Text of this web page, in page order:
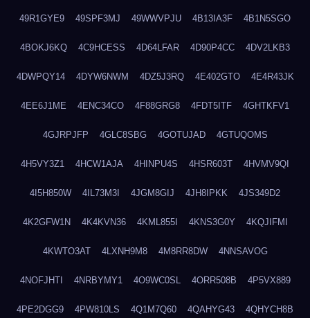
49R1GYE9 49SPF3MJ 49WWVPJU 4B13IA3F 4B1N5SGO
4BOKJ6KQ 4C9HCESS 4D64LFAR 4D90P4CC 4DV2LKB3
4DWPQY14 4DYW6NWM 4DZ5J3RQ 4E402GTO 4E4R43JK
4EE6J1ME 4ENC34CO 4F88GRG8 4FDT5ITF 4GHTKFV1
4GJRPJFP 4GLC8SBG 4GOTUJAD 4GTUQOMS
4H5VY3Z1 4HCW1AJA 4HINPU4S 4HSR603T 4HVMV9QI
4I5H850W 4IL73M3I 4JGM8GIJ 4JH8IPKK 4JS349D2
4K2GFW1N 4K4KVN36 4KML855I 4KNS3G0Y 4KQJIFMI
4KWTO3AT 4LXNH9M8 4M8RR8DW 4NNSAVOG
4NOFJHTI 4NRBYMY1 4O9WC0SL 4ORR508B 4P5VX889
4PE2DGG9 4PW810LS 4Q1M7Q60 4QAHYG43 4QHYCH8B